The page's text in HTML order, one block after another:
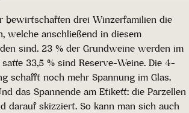
bewirtschaften drei Winzerfamilien die
welche anschließend in diesem
sind. 23 % der Grundweine werden im
33,5 % sind Reserve-Weine. Die 4-
schafft noch mehr Spannung im Glas.
das Spannende am Etikett: die Parzellen
darauf skizziert. So kann man sich auch